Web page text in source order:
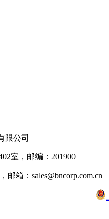
限公司
室，邮编：201900
邮箱：sales@bncorp.com.cn